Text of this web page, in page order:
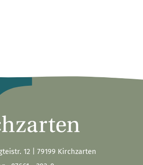
12 | 79199 Kirchzarten